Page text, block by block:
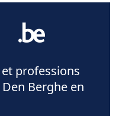
professions
Berghe en